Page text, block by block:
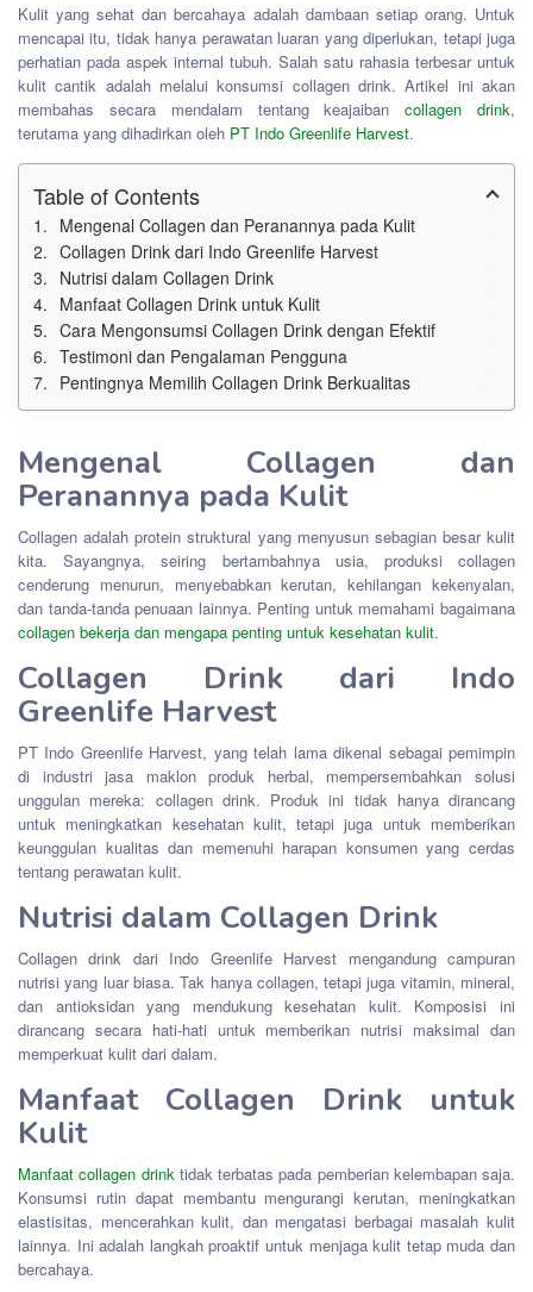
Kulit yang sehat dan bercahaya adalah dambaan setiap orang. Untuk
mencapai itu, tidak hanya perawatan luaran yang diperlukan, tetapi juga
perhatian pada aspek internal tubuh. Salah satu rahasia terbesar untuk
kulit cantik adalah melalui konsumsi collagen drink. Artikel ini akan
membahas secara mendalam tentang keajaibancollagen drink,
terutama yang dihadirkan oleh PT Indo Greenlife Harvest.
Table of Contents
Mengenal Collagen dan Peranannya pada Kulit
Collagen Drink dari Indo Greenlife Harvest
Nutrisi dalam Collagen Drink
Manfaat Collagen Drink untuk Kulit
Cara Mengonsumsi Collagen Drink dengan Efektif
Testimoni dan Pengalaman Pengguna
Pentingnya Memilih Collagen Drink Berkualitas
Mengenal Collagen dan
Peranannya pada Kulit
Collagen adalah protein struktural yang menyusun sebagian besar kulit
kita. Sayangnya, seiring bertambahnya usia, produksi collagen
cenderung menurun, menyebabkan kerutan, kehilangan kekenyalan,
dan tanda-tanda penuaan lainnya. Penting untuk memahami bagaimana
collagen bekerja dan mengapa penting untuk kesehatan kulit.
Collagen Drink dari Indo
Greenlife Harvest
PT Indo Greenlife Harvest, yang telah lama dikenal sebagai pemimpin
di industri jasa maklon produk herbal, mempersembahkan solusi
unggulan mereka: collagen drink. Produk ini tidak hanya dirancang
untuk meningkatkan kesehatan kulit, tetapi juga untuk memberikan
keunggulan kualitas dan memenuhi harapan konsumen yang cerdas
tentang perawatan kulit.
Nutrisi dalam Collagen Drink
Collagen drink dari Indo Greenlife Harvest mengandung campuran
nutrisi yang luar biasa. Tak hanya collagen, tetapi juga vitamin, mineral,
dan antioksidan yang mendukung kesehatan kulit. Komposisi ini
dirancang secara hati-hati untuk memberikan nutrisi maksimal dan
memperkuat kulit dari dalam.
Manfaat Collagen Drink untuk
Kulit
Manfaat collagen drink tidak terbatas pada pemberian kelembapan saja.
Konsumsi rutin dapat membantu mengurangi kerutan, meningkatkan
elastisitas, mencerahkan kulit, dan mengatasi berbagai masalah kulit
lainnya. Ini adalah langkah proaktif untuk menjaga kulit tetap muda dan
bercahaya.